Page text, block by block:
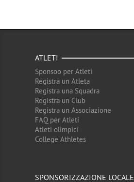
ATLETI
Sponsoo per Atleti
Registra un Atleta
Registra una Squadra
Registra un Club
Registra un Associazione
FAQ per Atleti
Atleti olimpici
College Athletes
SPONSORIZZAZIONE LOCALE